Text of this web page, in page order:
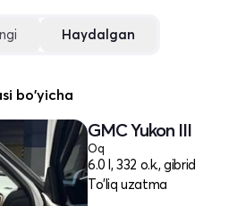
Haydalgan
bo'yicha
GMC Yukon III
Oq
6.0 l, 332 o.k., gibrid
To'liq uzatma